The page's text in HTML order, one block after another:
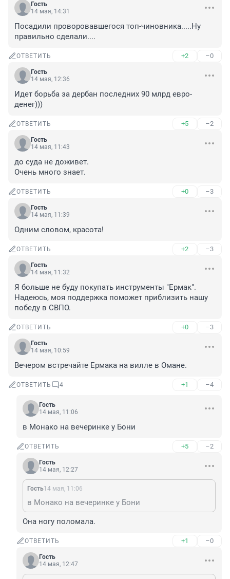
Гость
14 мая, 14:31
Посадили проворовавшегося топ-чиновника.....Ну
правильно сделали....
ОТВЕТИТЬ +2 –0
Гость
14 мая, 12:36
Идет борьба за дербан последних 90 млрд евро-
денег)))
ОТВЕТИТЬ +5 –2
Гость
14 мая, 11:43
до суда не доживет.
Очень много знает.
ОТВЕТИТЬ +0 –3
Гость
14 мая, 11:39
Одним словом, красота!
ОТВЕТИТЬ +2 –3
Гость
14 мая, 11:32
Я больше не буду покупать инструменты "Ермак".
Надеюсь, моя поддержка поможет приблизить нашу
победу в СВПО.
ОТВЕТИТЬ +0 –3
Гость
14 мая, 10:59
Вечером встречайте Ермака на вилле в Омане.
ОТВЕТИТЬ 4 +1 –4
Гость
14 мая, 11:06
в Монако на вечеринке у Бони
ОТВЕТИТЬ +5 –2
Гость
14 мая, 12:27
Гость14 мая, 11:06
в Монако на вечеринке у Бони
Она ногу поломала.
ОТВЕТИТЬ +1 –0
Гость
14 мая, 12:47